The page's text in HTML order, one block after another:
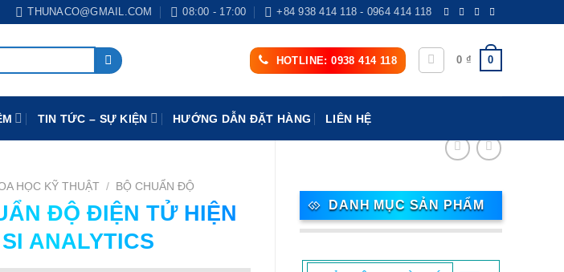
THUNACO@GMAIL.COM 08:00 - 17:00 +84 938 414 118 - 0964 414 118
HOTLINE: 0938 414 118 0 ₫ 0
TIN TỨC – SỰ KIỆN HƯỚNG DẪN ĐẶT HÀNG LIÊN HỆ
DANH MỤC SẢN PHẨM
HỌC KỸ THUẬT / BỘ CHUẨN ĐỘ
ĐỘ ĐIỆN TỬ HIỆN
ANALYTICS